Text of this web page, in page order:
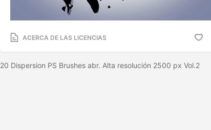
ACERCA DE LAS LICENCIAS
20 Dispersion PS Brushes abr. Alta resolución 2500 px Vol.2